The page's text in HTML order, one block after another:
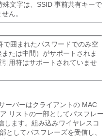
殊文字は、SSID 事前共有キーで
ん。
で囲まれたパスワードでのみ空
たは中間）がサポートされま
用符はサポートされていませ
ーバーはクライアントの MAC
リストの一部としてパスフレー
ます。 組み込みワイヤレスコ
としてパスフレーズを受信し、